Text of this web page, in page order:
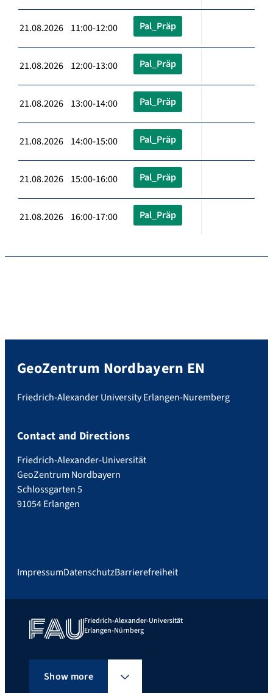
21.08.2026 11:00-12:00 Pal_Präp
21.08.2026 12:00-13:00 Pal_Präp
21.08.2026 13:00-14:00 Pal_Präp
21.08.2026 14:00-15:00 Pal_Präp
21.08.2026 15:00-16:00 Pal_Präp
21.08.2026 16:00-17:00 Pal_Präp
GeoZentrum Nordbayern EN
Friedrich-Alexander University Erlangen-Nuremberg
Contact and Directions
Friedrich-Alexander-Universität
GeoZentrum Nordbayern
Schlossgarten 5
91054 Erlangen
ImpressumDatenschutzBarrierefreiheit
Friedrich-Alexander-Universität
Erlangen-Nürnberg
Show more